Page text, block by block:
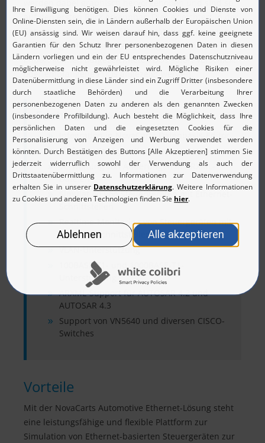
werden dabei graphisch hervorgehoben und sind so
auf den ersten Blick erkennbar. Dies erleichtert in der
Entwicklungsphase von Steuergeräten den Umgang
mit häufig auftretenden Änderungen. Nach dem
Import können aufgezeichnete PDUs sofort verschickt
oder empfangene PDUs angezeigt werden.
Features
Integration in NovaCarts Datenbasis-Editor
Einfache Konfiguration
Verwaltung von Änderungen in ARXML-
Dateien
Simulation von Steuergeräten mit Ethernet-
Realtime-Monitoring von Steuergeräten mit
Ethernet-Schnittstellen
VLAN-Unterstützung
100BASE-T1- und 1000BASE-T1-
Unterstützung
ARXML-Support für AUTOSAR 4.2 und
AUTOSAR 4.3
Support von VN5640 und diversen CISCO-
Switches
Vorteile
Mit der NovaCarts Automotive Ethernet-Lösung steht
eine leistungsfähige und flexible Plattform zur
Simulation von Ethernet-basierten Steuergeräten zur